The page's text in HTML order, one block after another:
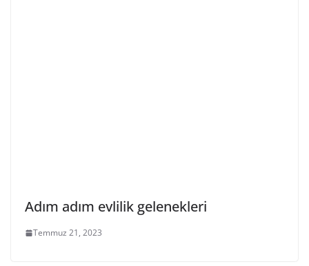
Adım adım evlilik gelenekleri
Temmuz 21, 2023